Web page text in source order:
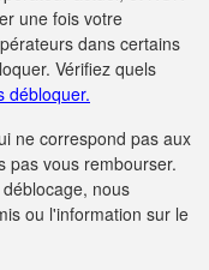
une fois votre
dans certains
Vérifiez quels
débloquer.
ne correspond pas aux
pas vous rembourser.
nous
ou l'information sur le